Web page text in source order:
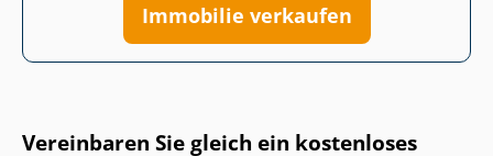
Vereinbaren Sie gleich ein kostenloses
Immobilie verkaufen